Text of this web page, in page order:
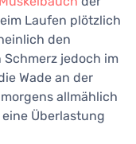
Laufen plötzlich
den
Schmerz jedoch im
Wade an der
allmählich
Überlastung